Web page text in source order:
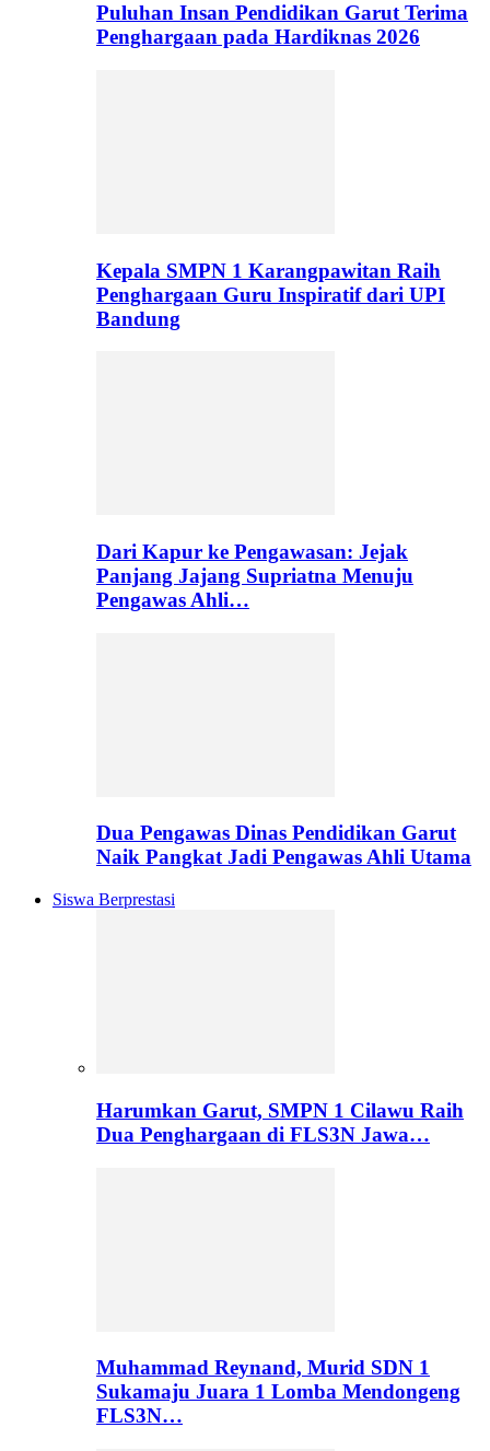
Puluhan Insan Pendidikan Garut Terima
Penghargaan pada Hardiknas 2026
Kepala SMPN 1 Karangpawitan Raih
Penghargaan Guru Inspiratif dari UPI
Bandung
Dari Kapur ke Pengawasan: Jejak
Panjang Jajang Supriatna Menuju
Pengawas Ahli…
Dua Pengawas Dinas Pendidikan Garut
Naik Pangkat Jadi Pengawas Ahli Utama
Siswa Berprestasi
Harumkan Garut, SMPN 1 Cilawu Raih
Dua Penghargaan di FLS3N Jawa…
Muhammad Reynand, Murid SDN 1
Sukamaju Juara 1 Lomba Mendongeng
FLS3N…